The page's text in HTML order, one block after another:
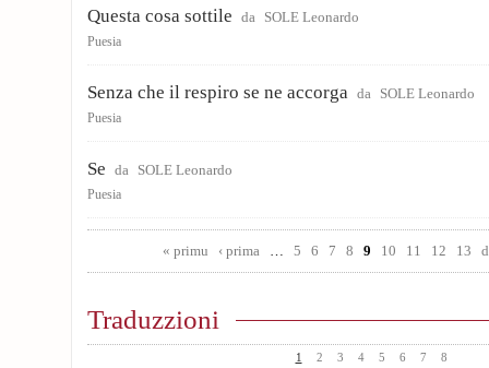
Questa cosa sottile da SOLE Leonardo
Puesia
Senza che il respiro se ne accorga da SOLE Leonardo
Puesia
Se da SOLE Leonardo
Puesia
« primu
‹ prima … 5 6 7 8 9 10 11 12 13
Traduzzioni
1 2 3 4 5 6 7 8